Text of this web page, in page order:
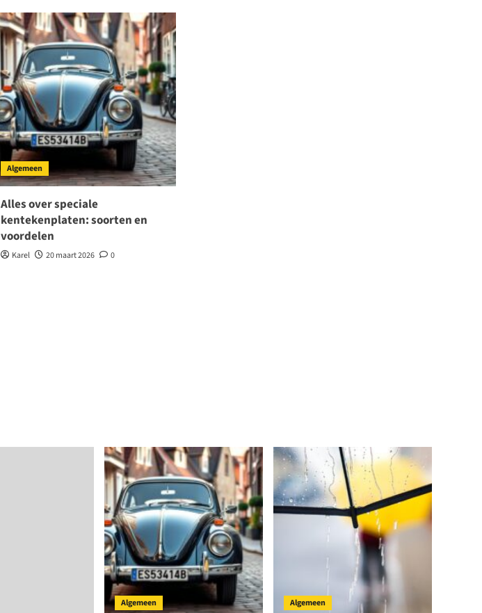
Algemeen
Alles over speciale
kentekenplaten: soorten en
voordelen
Karel 20 maart 2026 0
Algemeen Algemeen